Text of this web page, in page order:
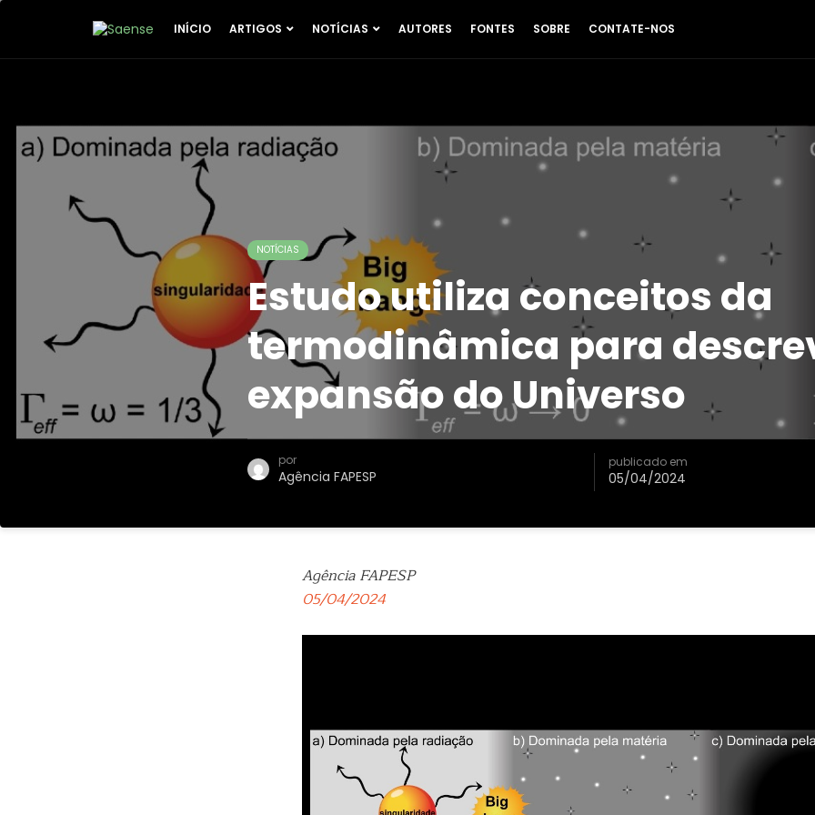
INÍCIO ARTIGOS NOTÍCIAS AUTORES FONTES SOBRE CONTATE-NOS
NOTÍCIAS
Estudo utiliza conceitos da
termodinâmica para
expansão do Universo
por
Agência FAPESP
publicado em
05/04/2024
Agência FAPESP
05/04/2024